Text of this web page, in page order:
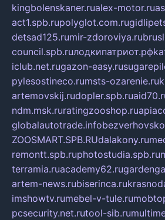
kingbolenskaner.rualex-motor.ru
act1.spb.rupolyglot.com.ru
detsad125.rumir-zdoroviya.ru
council.spb.ruлодкипатриот.рф
iclub.net.rugazon-easy.ru
pylesostineco.rumsts-ozarenie.ru
artemovskij.rudopler.spb.ru
ndm.msk.ruratingzooshop.ru
globalautotrade.info
ZOOSMART.SPB.RUdalakony.ru
remontt.spb.ruphotostudia.spb.ru
terramia.ruacademy62.ru
artem-news.rubiserinca.ru
imshowtv.rumebel-v-tule.ru
pcsecurity.net.rutool-sib.ru